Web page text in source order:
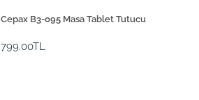
Cepax B3-095 Masa Tablet Tutucu
799.00TL